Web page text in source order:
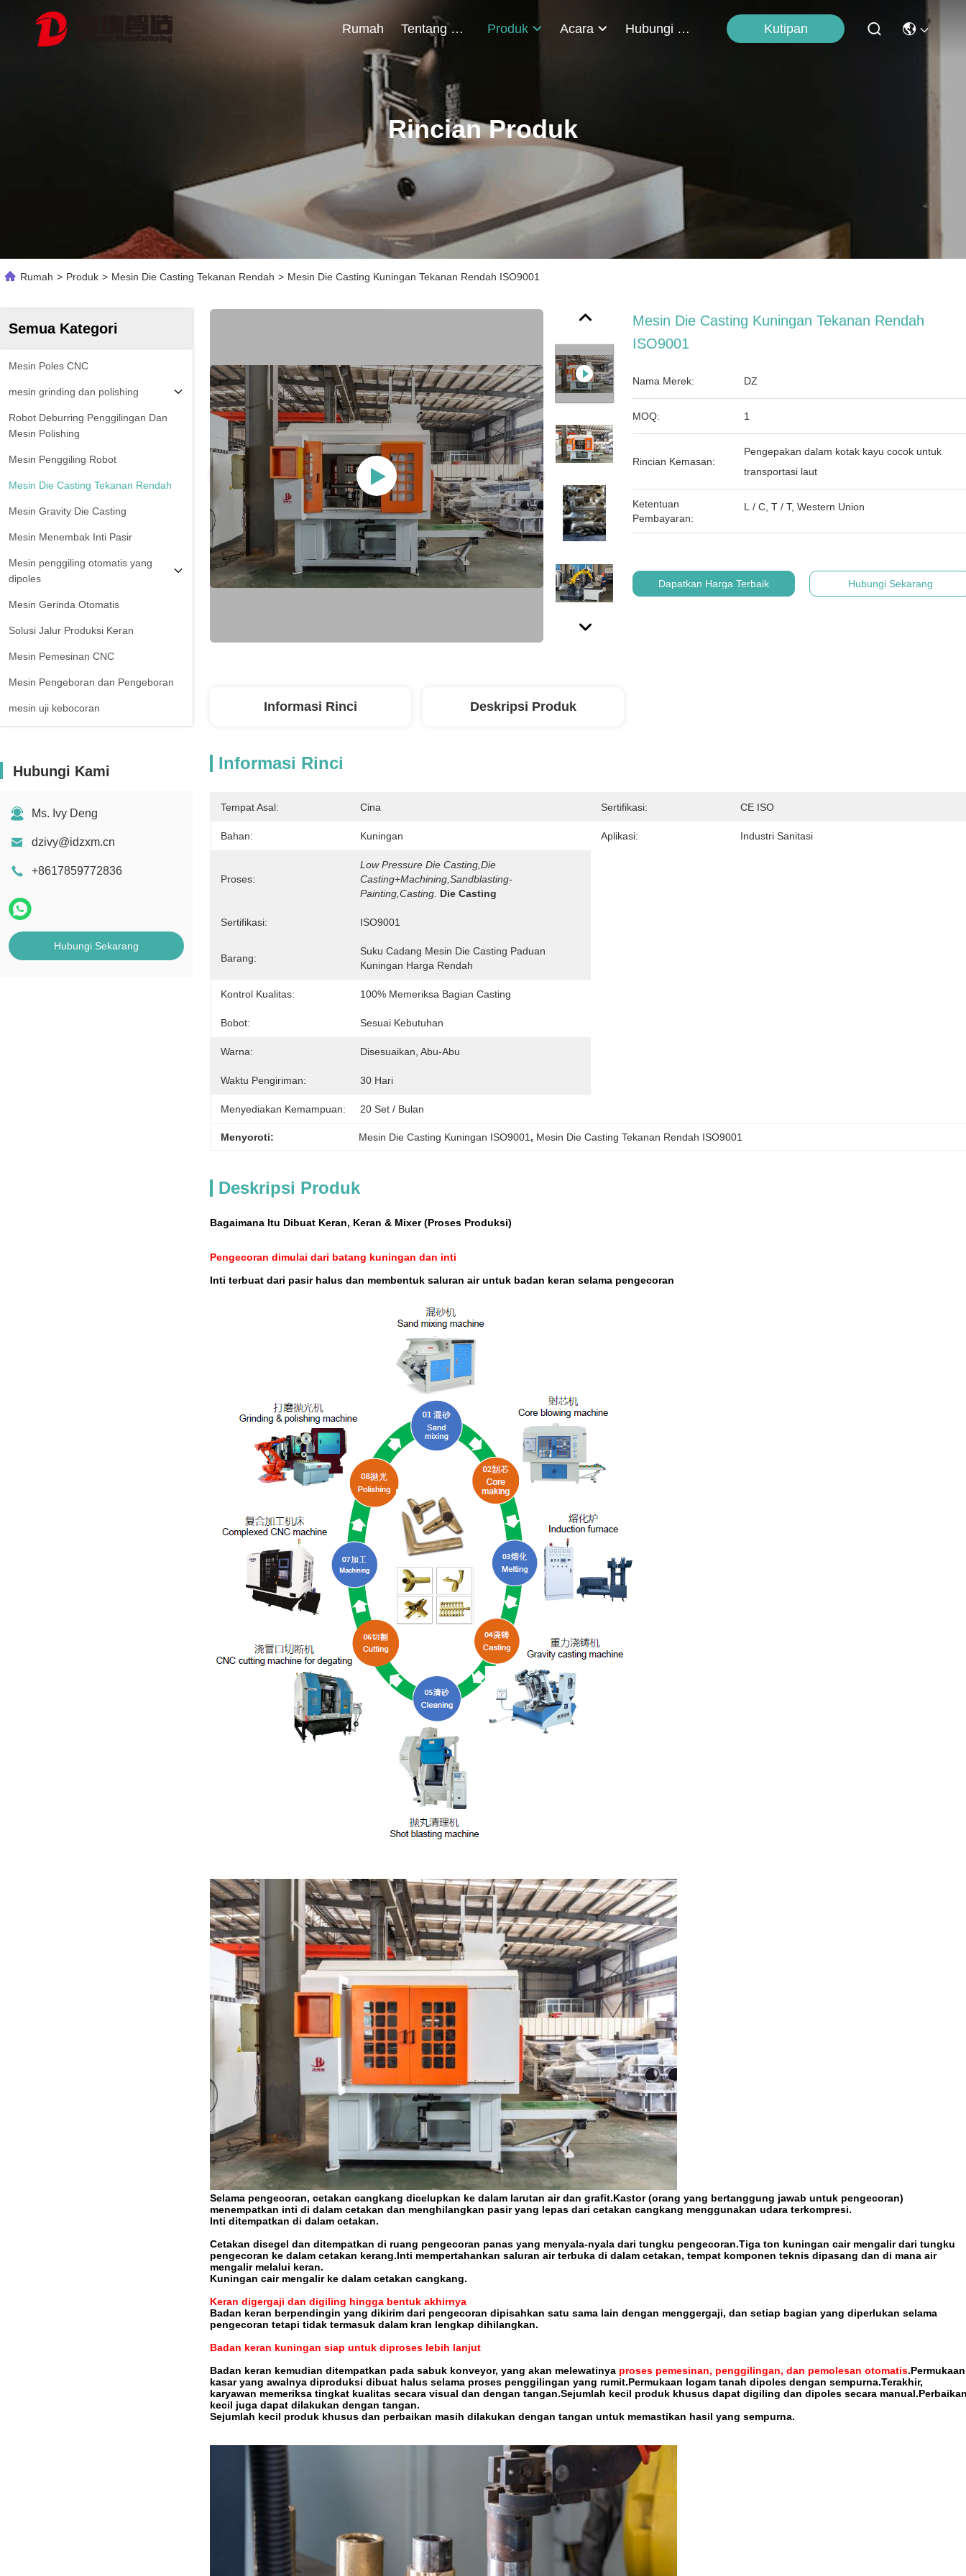
Rumah Tentang Kami Produk Acara Hubungi Kami Kutipan
Rincian Produk
Rumah > Produk > Mesin Die Casting Tekanan Rendah > Mesin Die Casting Kuningan Tekanan Rendah ISO9001
Semua Kategori
Mesin Poles CNC
mesin grinding dan polishing
Robot Deburring Penggilingan Dan
Mesin Polishing
Mesin Penggiling Robot
Mesin Die Casting Tekanan Rendah
Mesin Gravity Die Casting
Mesin Menembak Inti Pasir
Mesin penggiling otomatis yang
dipoles
Mesin Gerinda Otomatis
Solusi Jalur Produksi Keran
Mesin Pemesinan CNC
Mesin Pengeboran dan Pengeboran
mesin uji kebocoran
Hubungi Kami
Ms. Ivy Deng
dzivy@idzxm.cn
+8617859772836
Hubungi Sekarang
Mesin Die Casting Kuningan Tekanan Rendah
ISO9001
Nama Merek: DZ
MOQ: 1
Rincian Kemasan:
Pengepakan dalam kotak kayu cocok untuk
transportasi laut
Ketentuan
Pembayaran:
L / C, T / T, Western Union
Dapatkan Harga Terbaik Hubungi Sekarang
Informasi Rinci Deskripsi Produk
Informasi Rinci
Tempat Asal: Cina Sertifikasi: CE ISO
Bahan: Kuningan Aplikasi: Industri Sanitasi
Proses:
Low Pressure Die Casting,Die
Casting+Machining,sandblasting-
Painting,Casting. Die Casting
Sertifikasi: ISO9001
Barang:
Suku Cadang Mesin Die Casting Paduan
Kuningan Harga Rendah
Kontrol Kualitas: 100% Memeriksa Bagian Casting
Bobot: Sesuai Kebutuhan
Warna: Disesuaikan, Abu-Abu
Waktu Pengiriman: 30 Hari
Menyediakan Kemampuan: 20 Set / Bulan
Menyoroti: Mesin Die Casting Kuningan ISO9001 , Mesin Die Casting Tekanan Rendah ISO9001
Deskripsi Produk
Bagaimana Itu Dibuat Keran, Keran & Mixer (Proses Produksi)
Pengecoran dimulai dari batang kuningan dan inti
Inti terbuat dari pasir halus dan membentuk saluran air untuk badan keran selama pengecoran
Selama pengecoran, cetakan cangkang dicelupkan ke dalam larutan air dan grafit.Kastor (orang yang bertanggung jawab untuk pengecoran)
menempatkan inti di dalam cetakan dan menghilangkan pasir yang lepas dari cetakan cangkang menggunakan udara terkompresi.
Inti ditempatkan di dalam cetakan.
Cetakan disegel dan ditempatkan di ruang pengecoran panas yang menyala-nyala dari tungku pengecoran.Tiga ton kuningan cair mengalir dari tungku
pengecoran ke dalam cetakan kerang.Inti mempertahankan saluran air terbuka di dalam cetakan, tempat komponen teknis dipasang dan di mana air
mengalir melalui keran.
Kuningan cair mengalir ke dalam cetakan cangkang.
Keran digergaji dan digiling hingga bentuk akhirnya
Badan keran berpendingin yang dikirim dari pengecoran dipisahkan satu sama lain dengan menggergaji, dan setiap bagian yang diperlukan selama
pengecoran tetapi tidak termasuk dalam kran lengkap dihilangkan.
Badan keran kuningan siap untuk diproses lebih lanjut
Badan keran kemudian ditempatkan pada sabuk konveyor, yang akan melewatinya proses pemesinan, penggilingan, dan pemolesan otomatis.Permukaan
kasar yang awalnya diproduksi dibuat halus selama proses penggilingan yang rumit.Permukaan logam tanah dipoles dengan sempurna.Terakhir,
karyawan memeriksa tingkat kualitas secara visual dan dengan tangan.Sejumlah kecil produk khusus dapat digiling dan dipoles secara
kecil juga dapat dilakukan dengan tangan.
Sejumlah kecil produk khusus dan perbaikan masih dilakukan dengan tangan untuk memastikan hasil yang sempurna.